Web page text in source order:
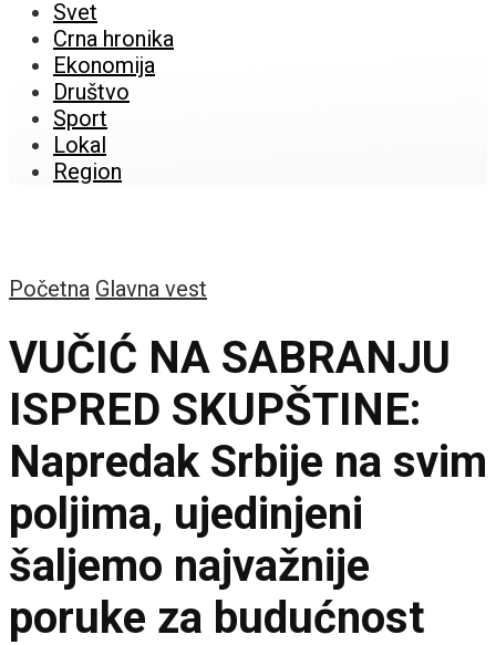
Svet
Crna hronika
Ekonomija
Društvo
Sport
Lokal
Region
Početna Glavna vest
VUČIĆ NA SABRANJU
ISPRED SKUPŠTINE:
Napredak Srbije na svim
poljima, ujedinjeni
šaljemo najvažnije
poruke za budućnost